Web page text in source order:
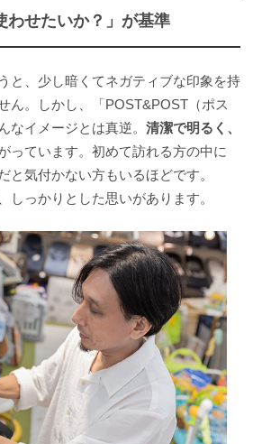
わせたいか？」が基準
と、少し暗くてネガティブな印象を持
ん。しかし、「POST&POST（ポス
なイメージとは真逆。 清潔で明るく、
っています。初めて訪れる方の中に
と気付かない方もいるほどです。
しっかりとした思いがあります。